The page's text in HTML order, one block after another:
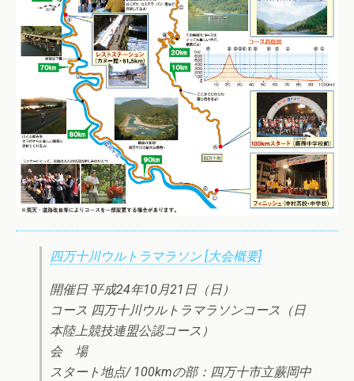
四万十川ウルトラマラソン [大会概要]
開催日 平成24年10月21日（日）
コース 四万十川ウルトラマラソンコース（日
本陸上競技連盟公認コース）
会 場
スタート地点/ 100kmの部：四万十市立蕨岡中